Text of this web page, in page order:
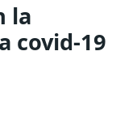
la
covid-19